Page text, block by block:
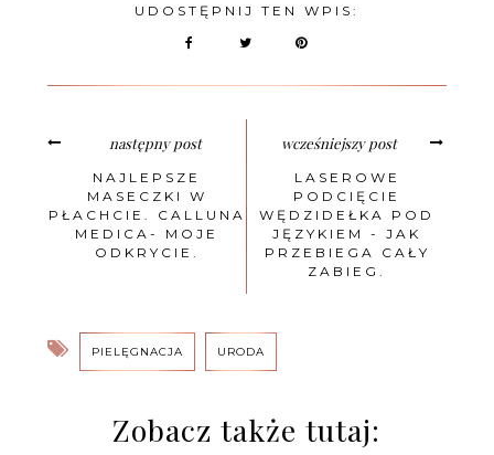
UDOSTĘPNIJ TEN WPIS:
następny post
NAJLEPSZE
MASECZKI W
PŁACHCIE. CALLUNA
MEDICA- MOJE
ODKRYCIE.
wcześniejszy post
LASEROWE
PODCIĘCIE
WĘDZIDEŁKA POD
JĘZYKIEM - JAK
PRZEBIEGA CAŁY
ZABIEG.
PIELĘGNACJA URODA
Zobacz także tutaj: